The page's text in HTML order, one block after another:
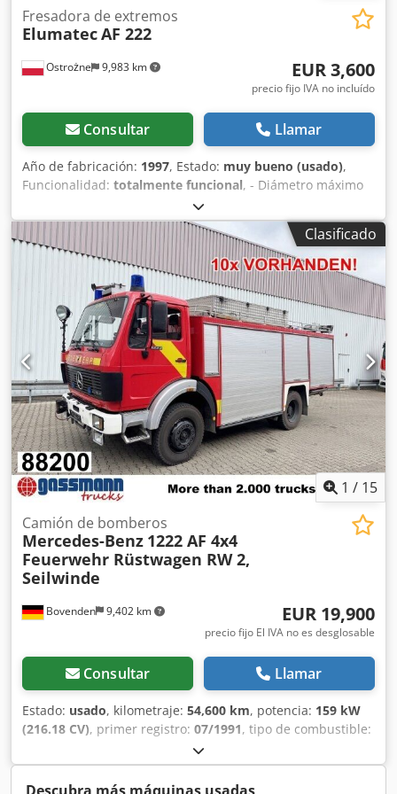
Ostrożne 9,983 km
Fresadora de extremos
ElumatecAF 222
EUR 3,600
precio fijo IVA no incluído
Consultar Llamar
Año de fabricación: 1997, Estado: muy bueno (usado),
Funcionalidad: totalmente funcional, - Diámetro máximo
de la fresa: 280 mm - Orificio de la fresa: 40 mm - Avance
manual - Altura máxima de perfil: 200 mm Área de
fresado: - Longitud: 400 mm - Profundidad: 110 mm -
Altura: hasta 150 mm - Potencia: 2,5 kW a 400 V/50 Hz -
Velocidad del husillo de fresado: 2.800 rpm Codpfx
Ahsyyma Rjieha - Conexión de aire comprimido: 7 bar -
Consumo de aire: 10 l por ciclo de trabajo, 20 l con
lubricación de cantidad mínima - Dimensiones (L x An x Al):
1.540 mm x 905 mm x 1.200 mm, peso: 248 kg
Clasificado
1 / 15
Bovenden 9,402 km
Camión de bomberos
Mercedes-Benz 1222 AF 4x4
Feuerwehr Rüstwagen RW 2,
Seilwinde
EUR 19,900
precio fijo El IVA no es desglosable
Consultar Llamar
Estado: usado, kilometraje: 54,600 km, potencia: 159 kW
(216.18 CV), primer registro: 07/1991, tipo de combustible:
8,865 kg, peso máximo de la carga:
3,135 kg, peso total:12,000 kg, tamaño del neumático:
10R22.5, configuración de ejes:4x4, distancia entre ejes: